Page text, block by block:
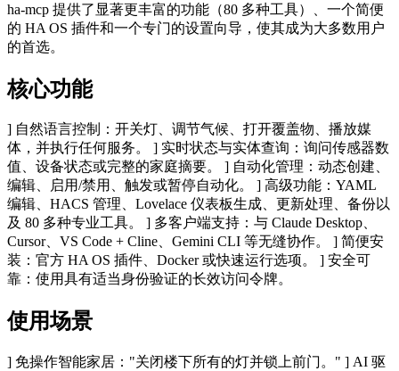
ha-mcp 提供了显著更丰富的功能（80 多种工具）、一个简便
的 HA OS 插件和一个专门的设置向导，使其成为大多数用户
的首选。
核心功能
] 自然语言控制：开关灯、调节气候、打开覆盖物、播放媒
体，并执行任何服务。 ] 实时状态与实体查询：询问传感器数
值、设备状态或完整的家庭摘要。 ] 自动化管理：动态创建、
编辑、启用/禁用、触发或暂停自动化。 ] 高级功能：YAML
编辑、HACS 管理、Lovelace 仪表板生成、更新处理、备份以
及 80 多种专业工具。 ] 多客户端支持：与 Claude Desktop、
Cursor、VS Code + Cline、Gemini CLI 等无缝协作。 ] 简便安
装：官方 HA OS 插件、Docker 或快速运行选项。 ] 安全可
靠：使用具有适当身份验证的长效访问令牌。
使用场景
] 免操作智能家居："关闭楼下所有的灯并锁上前门。" ] AI 驱